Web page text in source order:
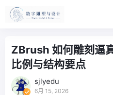
ZBrush 如何雕刻逼
比例与结构要点
sjlyedu
6月 15, 2026